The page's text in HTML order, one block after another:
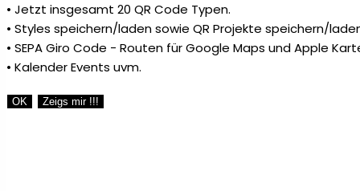
• Jetzt insgesamt 20 QR Code Typen.
• Styles speichern/laden sowie QR Projekte speichern/
• SEPA Giro Code - Routen für Google Maps und Apple
• Kalender Events uvm.
OK Zeigs mir !!!